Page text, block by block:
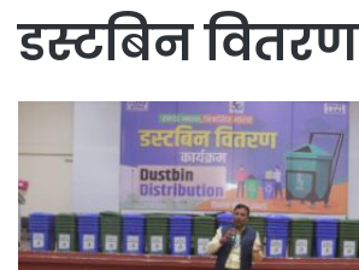
डस्टबिन वितरण